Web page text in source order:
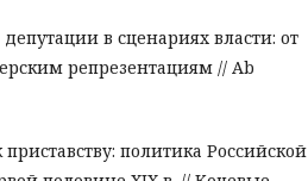
в сценариях власти: от
репрезентациям // Ab
политика Российской